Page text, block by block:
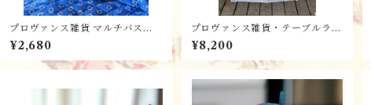
プロヴァンス雑貨 マルチバスケ
ット・グラン(L) Gordes ブル
ー / ＊フランスL’Ensoleillad
¥2,680
プロヴァンス雑貨・テーブルラン
ナー (150x45) ジャガード・ G
rignan (ラベンダー）/ フラン
スL'Ensoleillade社
¥8,200